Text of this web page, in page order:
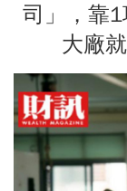
司」，靠
大廠